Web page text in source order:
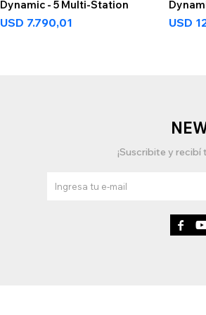
Dynamic - 5 Multi-Station
USD 7.790,01 USD
¡Suscribite y
